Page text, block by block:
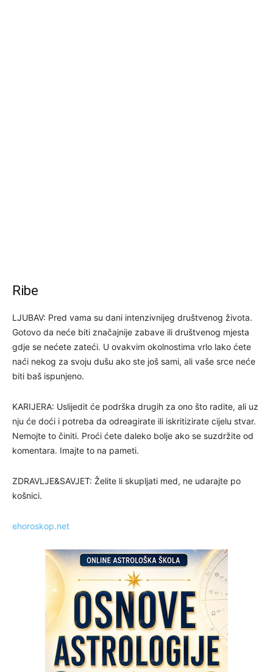
Ribe
LJUBAV: Pred vama su dani intenzivnijeg društvenog života.
Gotovo da neće biti značajnije zabave ili društvenog mjesta
gdje se nećete zateći. U ovakvim okolnostima vrlo lako ćete
naći nekog za svoju dušu ako ste još sami, ali vaše srce neće
biti baš ispunjeno.
KARIJERA: Uslijedit će podrška drugih za ono što radite, ali uz
nju će doći i potreba da odreagirate ili iskritizirate cijelu stvar.
Nemojte to činiti. Proći ćete daleko bolje ako se suzdržite od
komentara. Imajte to na pameti.
ZDRAVLJE&SAVJET: Želite li skupljati med, ne udarajte po
košnici.
ehoroskop.net